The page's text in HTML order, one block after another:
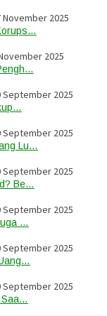
November 2025
2025
September 2025
September 2025
Lu…
September 2025
Be…
September 2025
…
September 2025
September 2025
Saa…